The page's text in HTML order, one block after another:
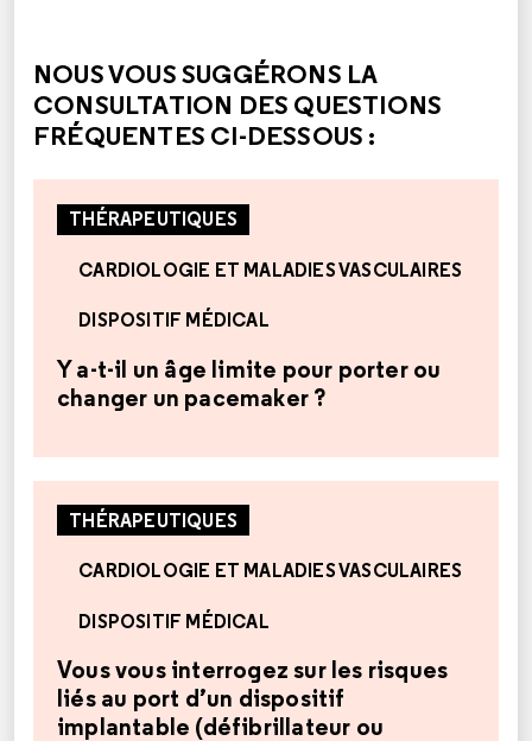
NOUS VOUS SUGGÉRONS LA
CONSULTATION DES QUESTIONS
FRÉQUENTES CI-DESSOUS :
THÉRAPEUTIQUES
CARDIOLOGIE ET MALADIES VASCULAIRES
DISPOSITIF MÉDICAL
Y a-t-il un âge limite pour porter ou
changer un pacemaker ?
THÉRAPEUTIQUES
CARDIOLOGIE ET MALADIES VASCULAIRES
DISPOSITIF MÉDICAL
Vous vous interrogez sur les risques
liés au port d’un dispositif
implantable (défibrillateur ou